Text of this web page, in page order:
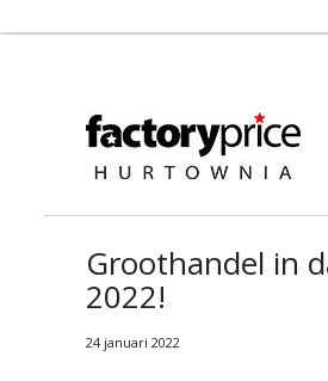
Groothandel in
2022!
24 januari 2022